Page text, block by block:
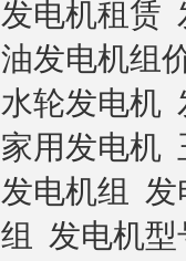
发电机租赁
油发电机组
水轮发电机
家用发电机
发电机组 发
组 发电机型